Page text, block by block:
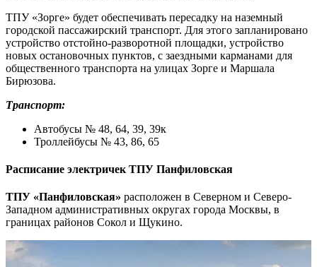
ТПУ «Зорге» будет обеспечивать пересадку на наземный
городской пассажирский транспорт. Для этого запланировано
устройство отстойно-разворотной площадки, устройство
новых остановочных пунктов, с заездными карманами для
общественного транспорта на улицах Зорге и Маршала
Бирюзова.
Транспорт:
Автобусы № 48, 64, 39, 39к
Троллейбусы № 43, 86, 65
Расписание электричек ТПУ Панфиловская
ТПУ «Панфиловская» расположен в Северном и Северо-
Западном административных округах города Москвы, в
границах районов Сокол и Щукино.